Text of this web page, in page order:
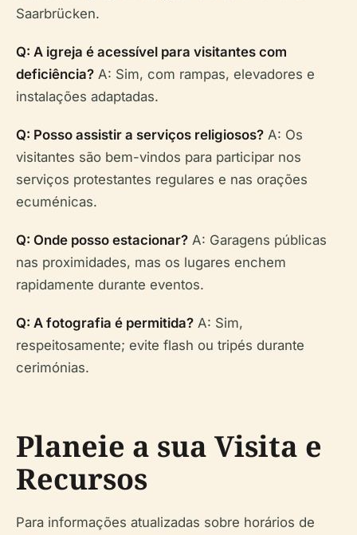
Saarbrücken.
Q: A igreja é acessível para visitantes com
deficiência? A: Sim, com rampas, elevadores e
instalações adaptadas.
Q: Posso assistir a serviços religiosos? A: Os
visitantes são bem-vindos para participar nos
serviços protestantes regulares e nas orações
ecuménicas.
Q: Onde posso estacionar? A: Garagens públicas
nas proximidades, mas os lugares enchem
rapidamente durante eventos.
Q: A fotografia é permitida? A: Sim,
respeitosamente; evite flash ou tripés durante
cerimónias.
Planeie a sua Visita e
Recursos
Para informações atualizadas sobre horários de